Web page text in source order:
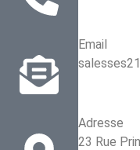
Email
Adresse
23 Rue